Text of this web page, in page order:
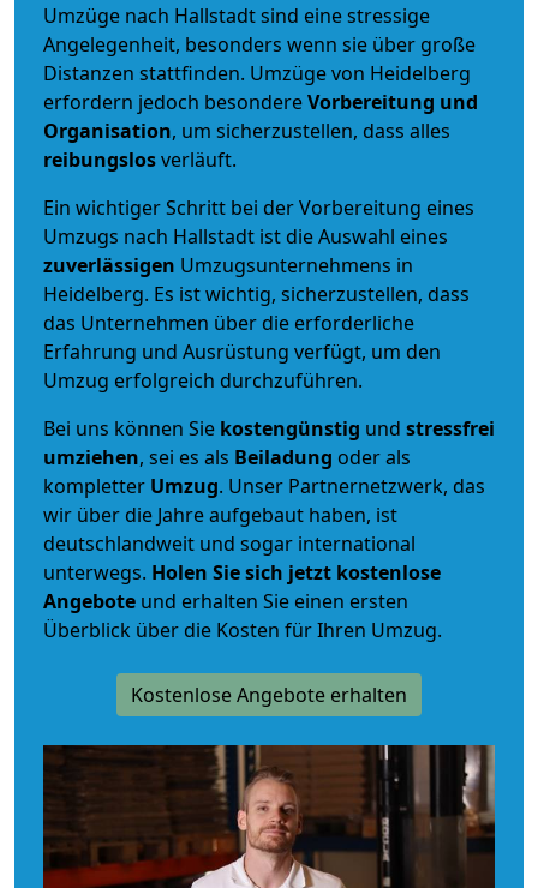
Umzüge nach Hallstadt sind eine stressige
Angelegenheit, besonders wenn sie über große
Distanzen stattfinden. Umzüge von Heidelberg
erfordern jedoch besondereVorbereitung und
Organisation, um sicherzustellen, dass alles
reibungslosverläuft.
Ein wichtiger Schritt bei der Vorbereitung eines
Umzugs nach Hallstadt ist die Auswahl eines
zuverlässigen Umzugsunternehmens in
Heidelberg. Es ist wichtig, sicherzustellen, dass
das Unternehmen über die erforderliche
Erfahrung und Ausrüstung verfügt, um den
Umzug erfolgreich durchzuführen.
Bei uns können Sie kostengünstig und stressfrei
umziehen, sei es als Beiladung oder als
kompletter Umzug. Unser Partnernetzwerk, das
wir über die Jahre aufgebaut haben, ist
deutschlandweit und sogar international
unterwegs. Holen Sie sich jetzt kostenlose
Angebote und erhalten Sie einen ersten
Überblick über die Kosten für Ihren Umzug.
Kostenlose Angebote erhalten